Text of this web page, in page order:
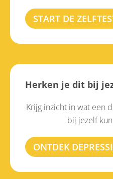
START DE
Herken je dit bij
Krijg inzicht in wat een
bij jezelf
ONTDEK